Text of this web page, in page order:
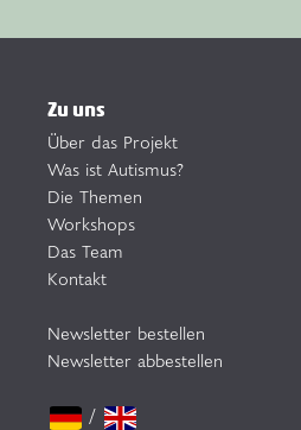
Zu uns
Über das Projekt
Was ist Autismus?
Die Themen
Workshops
Das Team
Kontakt
Newsletter bestellen
Newsletter abbestellen
/